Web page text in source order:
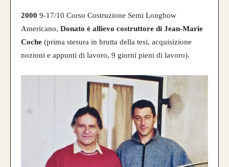
2000 9-17/10 Corso Costruzione Semi Longbow
Americano, Donato è allievo costruttore di Jean-Marie
Coche (prima stesura in brutta della tesi, acquisizione
nozioni e appunti di lavoro, 9 giorni pieni di lavoro).